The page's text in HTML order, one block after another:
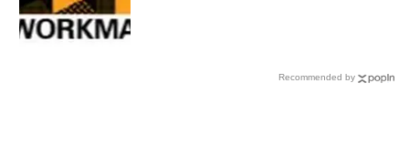
Recommended by